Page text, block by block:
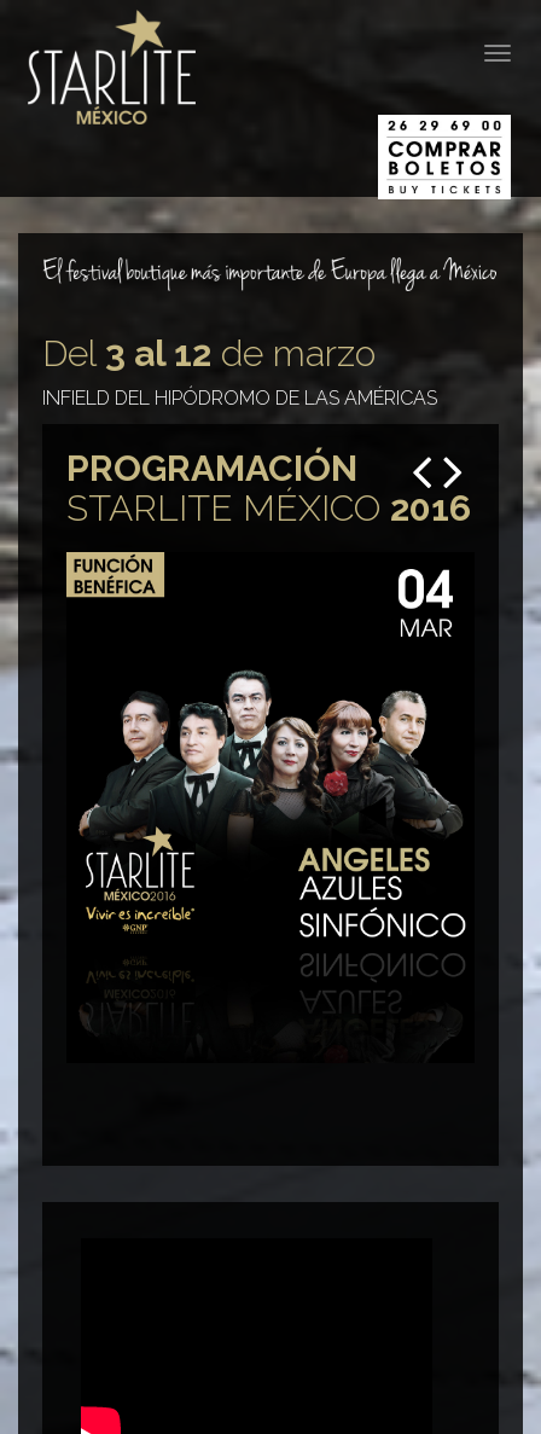
Del 3 al 12 de marzo
INFIELD DEL HIPÓDROMO DE LAS AMÉRICAS
PROGRAMACIÓN
STARLITE MÉXICO 2016
Angeles Azules Sinfónico